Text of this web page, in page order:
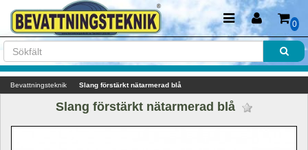
0
Bevattningsteknik Slang förstärkt nätarmerad blå
Slang förstärkt nätarmerad blå